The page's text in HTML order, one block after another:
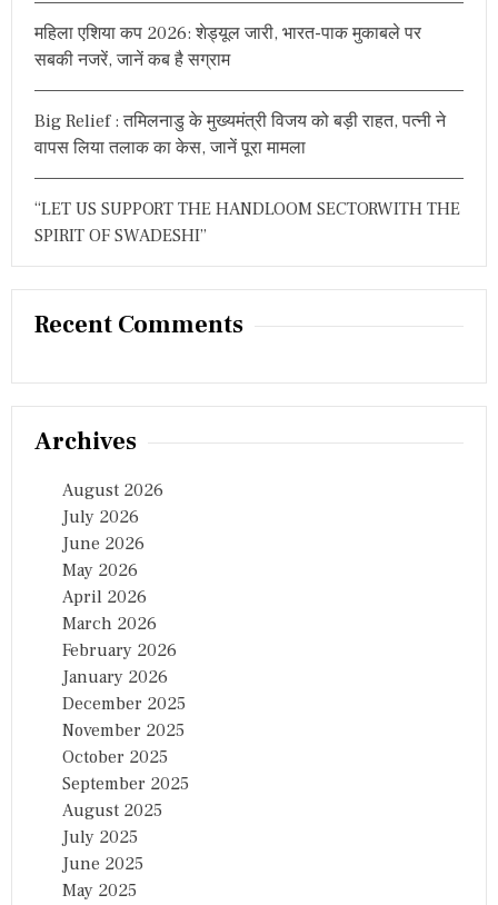
महिला एशिया कप 2026: शेड्यूल जारी, भारत-पाक मुकाबले पर
सबकी नजरें, जानें कब है सग्राम
Big Relief : तमिलनाडु के मुख्यमंत्री विजय को बड़ी राहत, पत्नी ने
वापस लिया तलाक का केस, जानें पूरा मामला
“LET US SUPPORT THE HANDLOOM SECTORWITH THE
SPIRIT OF SWADESHI”
Recent Comments
Archives
August 2026
July 2026
June 2026
May 2026
April 2026
March 2026
February 2026
January 2026
December 2025
November 2025
October 2025
September 2025
August 2025
July 2025
June 2025
May 2025